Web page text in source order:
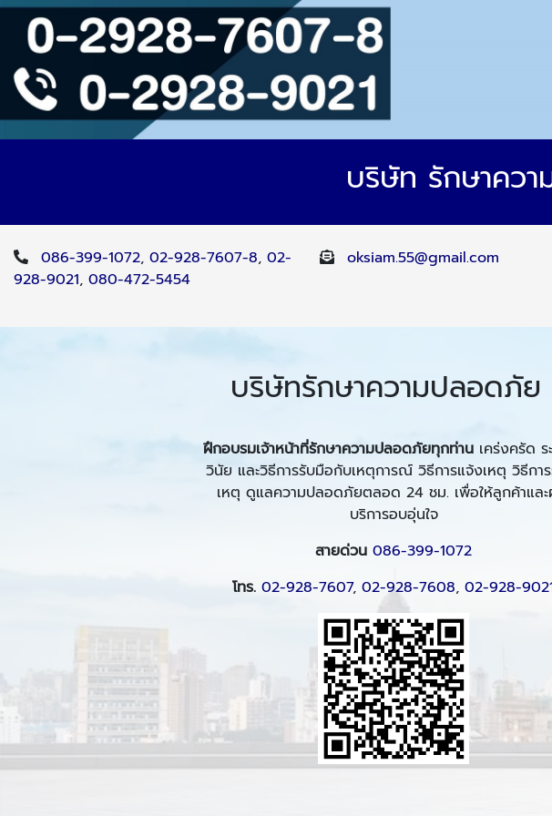
บริษัท รักษาคว
086-399-1072, 02-928-7607-8, 02-
928-9021, 080-472-5454
oksiam.55@gmail.com
บริษัทรักษาความปลอดภั
ฝึกอบรมเจ้าหน้าที่รักษาความปลอดภัยทุกท่านเคร่งครัด ร
วินัย และวิธีการรับมือกับเหตุการณ์ วิธีการแจ้งเหตุ วิธีกา
เหตุ ดูแลความปลอดภัยตลอด 24 ชม. เพื่อให้ลูกค้าและ
บริการอบอุ่นใจ
สายด่วน 086-399-1072
โทร. 02-928-7607, 02-928-7608, 02-928-